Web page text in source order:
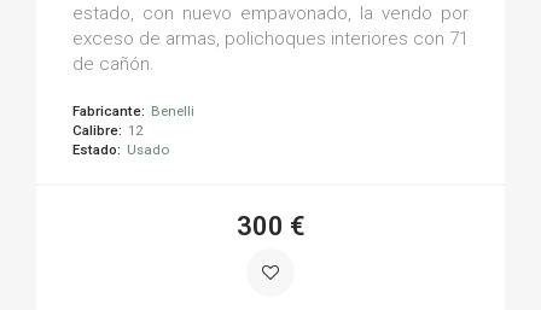
estado, con nuevo empavonado, la vendo por
exceso de armas, polichoques interiores con 71
de cañón.
Fabricante: Benelli
Calibre: 12
Estado: Usado
300 €